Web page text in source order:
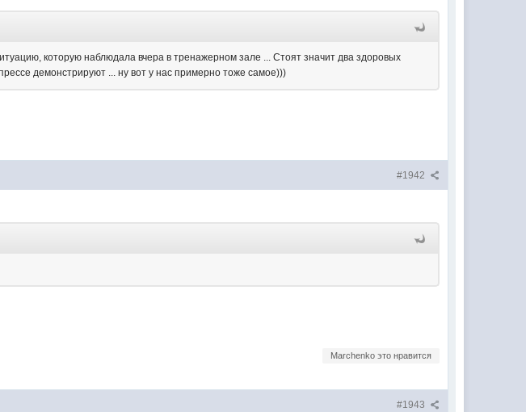
которую наблюдала вчера в тренажерном зале ... Стоят значит два здоровых
демонстрируют ... ну вот у нас примерно тоже самое)))
#1942
Marchenko это нравится
#1943